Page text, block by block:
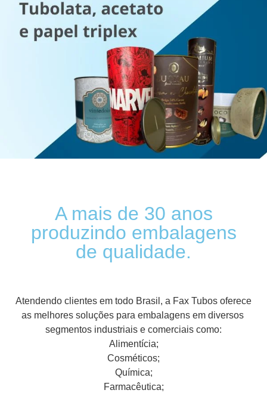
A mais de 30 anos
produzindo embalagens
de qualidade.
Atendendo clientes em todo Brasil, a Fax Tubos oferece
as melhores soluções para embalagens em diversos
segmentos industriais e comerciais como:
Alimentícia;
Cosméticos;
Química;
Farmacêutica;